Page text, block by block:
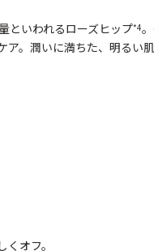
といわれるローズヒップ*4
。潤いに満ちた、明るい肌
オフ。